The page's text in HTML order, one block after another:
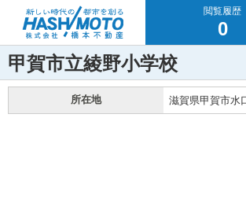
閲覧履歴
0
甲賀市立綾野小学校
所在地 滋賀県甲賀市水